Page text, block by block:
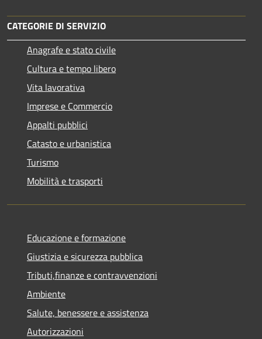
CATEGORIE DI SERVIZIO
Anagrafe e stato civile
Cultura e tempo libero
Vita lavorativa
Imprese e Commercio
Appalti pubblici
Catasto e urbanistica
Turismo
Mobilità e trasporti
Educazione e formazione
Giustizia e sicurezza pubblica
Tributi,finanze e contravvenzioni
Ambiente
Salute, benessere e assistenza
Autorizzazioni